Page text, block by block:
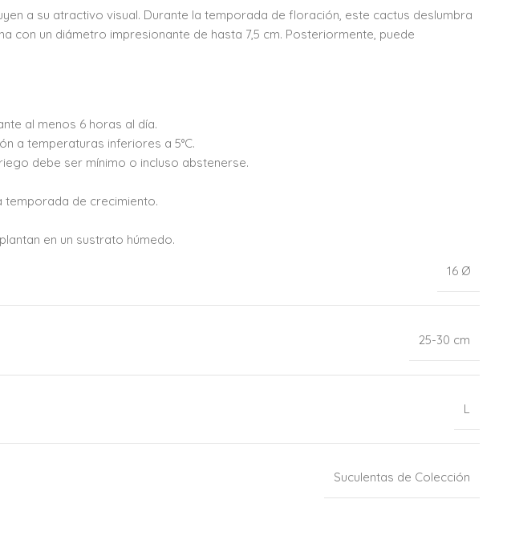
a su atractivo visual. Durante la temporada de floración, este cactus deslumbra
un diámetro impresionante de hasta 7,5 cm. Posteriormente, puede
al menos 6 horas al día.
a temperaturas inferiores a 5°C.
debe ser mínimo o incluso abstenerse.
temporada de crecimiento.
en un sustrato húmedo.
16 Ø
25-30 cm
L
Suculentas de Colección